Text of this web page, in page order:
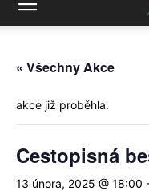
« Všechny Akce
akce již proběhla.
Cestopisná
13 února, 2025 @ 18:00